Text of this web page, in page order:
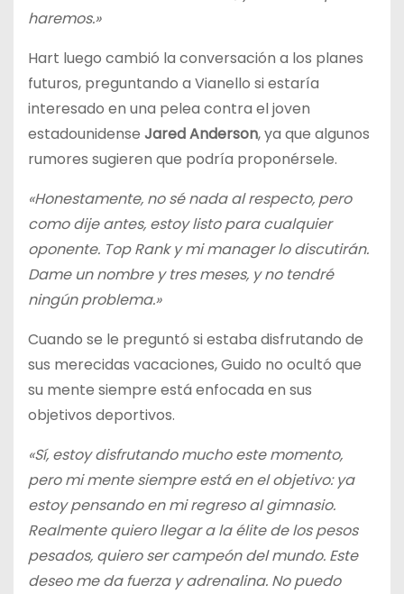
haremos.»
Hart luego cambió la conversación a los planes
futuros, preguntando a Vianello si estaría
interesado en una pelea contra el joven
estadounidense Jared Anderson, ya que algunos
rumores sugieren que podría proponérsele.
«Honestamente, no sé nada al respecto, pero
como dije antes, estoy listo para cualquier
oponente. Top Rank y mi manager lo discutirán.
Dame un nombre y tres meses, y no tendré
ningún problema.»
Cuando se le preguntó si estaba disfrutando de
sus merecidas vacaciones, Guido no ocultó que
su mente siempre está enfocada en sus
objetivos deportivos.
«Sí, estoy disfrutando mucho este momento,
pero mi mente siempre está en el objetivo: ya
estoy pensando en mi regreso al gimnasio.
Realmente quiero llegar a la élite de los pesos
pesados, quiero ser campeón del mundo. Este
deseo me da fuerza y adrenalina. No puedo